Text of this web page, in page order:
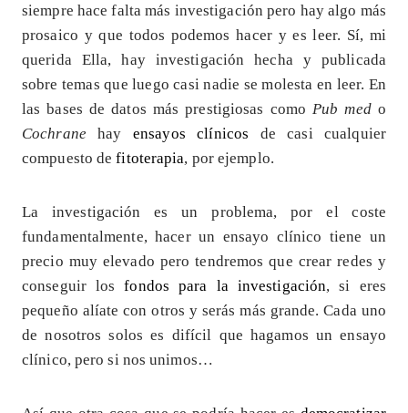
siempre hace falta más investigación pero hay algo más
prosaico y que todos podemos hacer y es leer. Sí, mi
querida Ella, hay investigación hecha y publicada
sobre temas que luego casi nadie se molesta en leer. En
las bases de datos más prestigiosas como Pub medo
Cochrane hayensayos clínicos de casi cualquier
compuesto defitoterapia, por ejemplo.
La investigación es un problema, por el coste
fundamentalmente, hacer un ensayo clínico tiene un
precio muy elevado pero tendremos que crear redes y
conseguir losfondos para la investigación, si eres
pequeño alíate con otros y serás más grande. Cada uno
de nosotros solos es difícil que hagamos un ensayo
clínico, pero si nos unimos…